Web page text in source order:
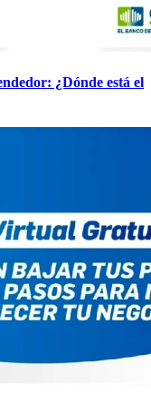
¿Dónde está el